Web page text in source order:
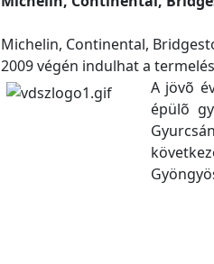
Michelin, Continental,
2009 végén indulhat a
A jövõ
épülõ